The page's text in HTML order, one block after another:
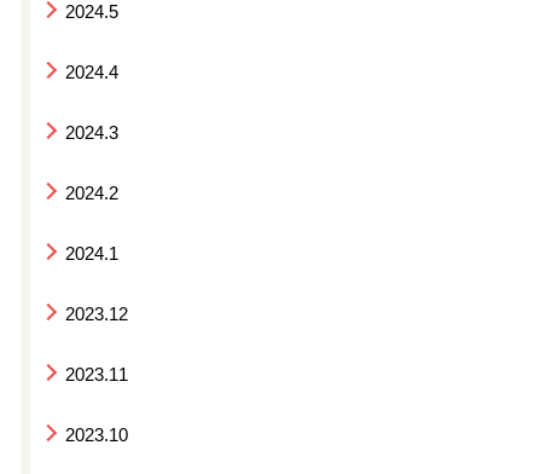
2024.5
2024.4
2024.3
2024.2
2024.1
2023.12
2023.11
2023.10